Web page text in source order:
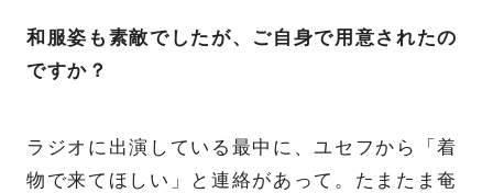
和服姿も素敵でしたが、ご自身で用意されたの
ですか？
ラジオに出演している最中に、ユセフから「着
物で来てほしい」と連絡があって。たまたま奄